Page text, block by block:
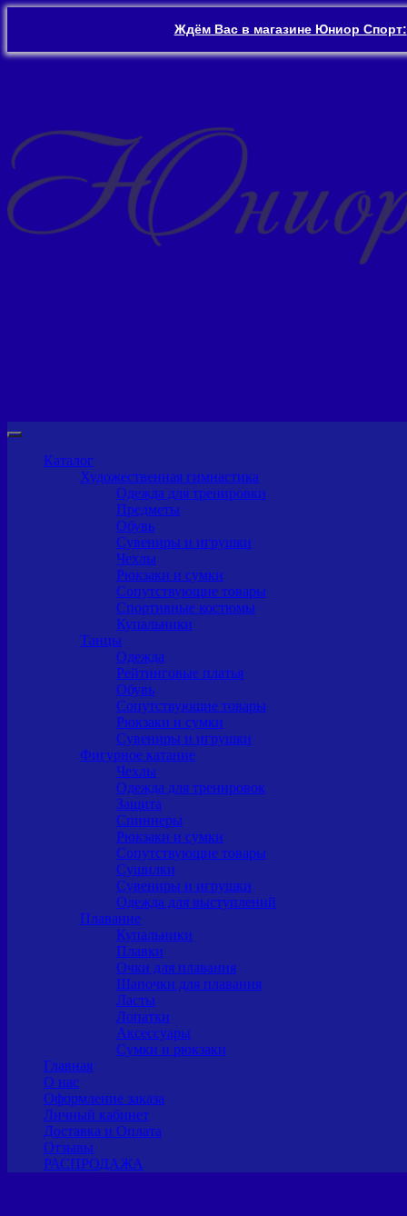
Ждём Вас в магазине Юниор Спорт:
содержимому
Каталог
Художественная гимнастика
Одежда для тренировки
Предметы
Обувь
Сувениры и игрушки
Чехлы
Рюкзаки и сумки
Сопутствующие товары
Спортивные костюмы
Купальники
Танцы
Одежда
Рейтинговые платья
Обувь
Сопутствующие товары
Рюкзаки и сумки
Сувениры и игрушки
Фигурное катание
Чехлы
Одежда для тренировок
Защита
Спиннеры
Рюкзаки и сумки
Сопутствующие товары
Сушилки
Сувениры и игрушки
Одежда для выступлений
Плавание
Купальники
Плавки
Очки для плавания
Шапочки для плавания
Ласты
Лопатки
Аксессуары
Сумки и рюкзаки
Главная
О нас
Оформление заказа
Личный кабинет
Доставка и Оплата
Отзывы
РАСПРОДАЖА